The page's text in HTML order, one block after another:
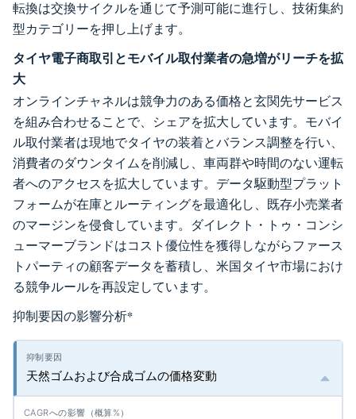
転換は交換サイクルを通じて予測可能に進行し、技術集約
型カテゴリーを押し上げます。
タイヤ電子商取引とモバイル取付業者の急増がリーチを拡
大
オンラインチャネルは競争力のある価格と玄関先サービス
を組み合わせることで、シェアを拡大しています。モバイ
ル取付業者は現地でタイヤの装着とバランス調整を行い、
消費者のダウンタイムを削減し、車両群や時間のない運転
者へのアクセスを拡大しています。データ駆動型プラット
フォームが在庫とルーティングを最適化し、既存小売業者
のマージンを侵食しています。ダイレクト・トゥ・コンシ
ューマーブランドはコスト優位性を獲得しながらファース
トパーティの顧客データを蓄積し、米国タイヤ市場におけ
る競争ルールを再設定しています。
抑制要因の影響分析*
天然ゴムおよび合成ゴムの価格変動